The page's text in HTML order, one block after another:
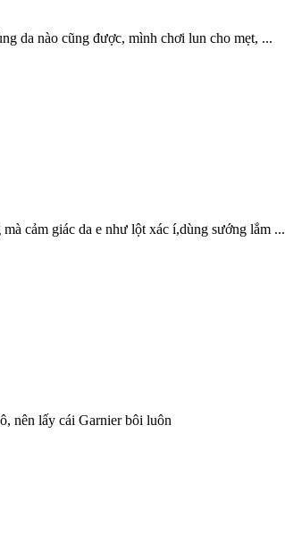
da nào cũng được, mình chơi lun cho mẹt, ...
cảm giác da e như lột xác í,dùng sướng lắm ...
nên lấy cái Garnier bôi luôn